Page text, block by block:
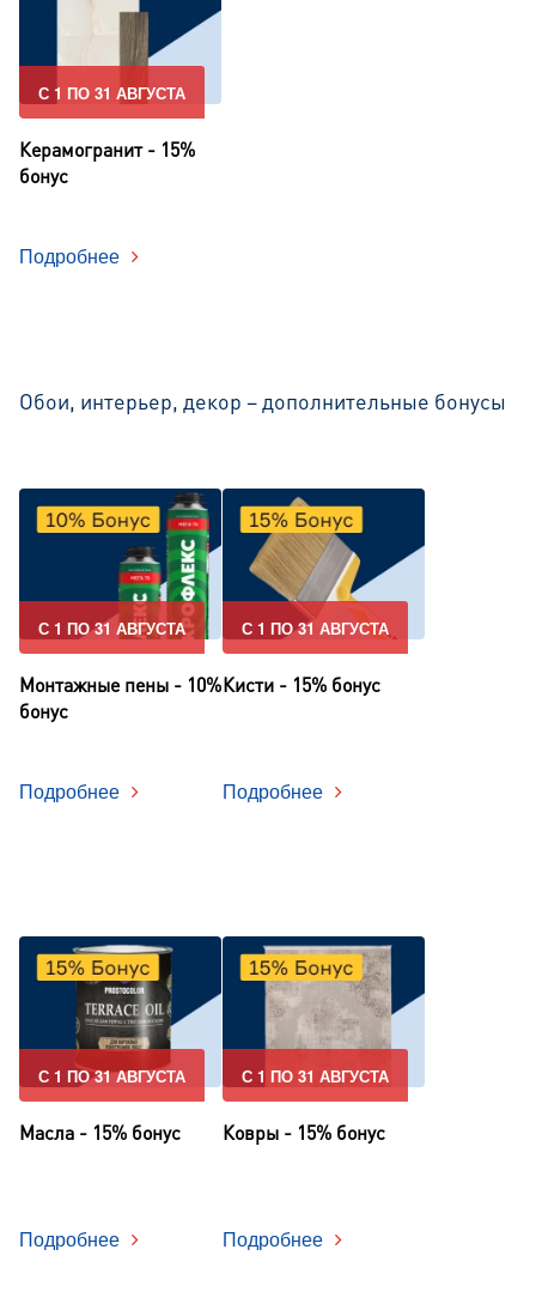
С 1 ПО 31 АВГУСТА
Керамогранит - 15%
бонус
Подробнее
Обои, интерьер, декор – дополнительные бонусы
С 1 ПО 31 АВГУСТА
Монтажные пены - 10%
бонус
Подробнее
С 1 ПО 31 АВГУСТА
Кисти - 15% бонус
Подробнее
С 1 ПО 31 АВГУСТА
Масла - 15% бонус
Подробнее
С 1 ПО 31 АВГУСТА
Ковры - 15% бонус
Подробнее